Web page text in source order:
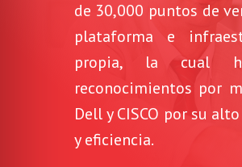
de 30,000 puntos de
plataforma e
propia, la cual
reconocimientos por
Dell y CISCO por su
y eficiencia.